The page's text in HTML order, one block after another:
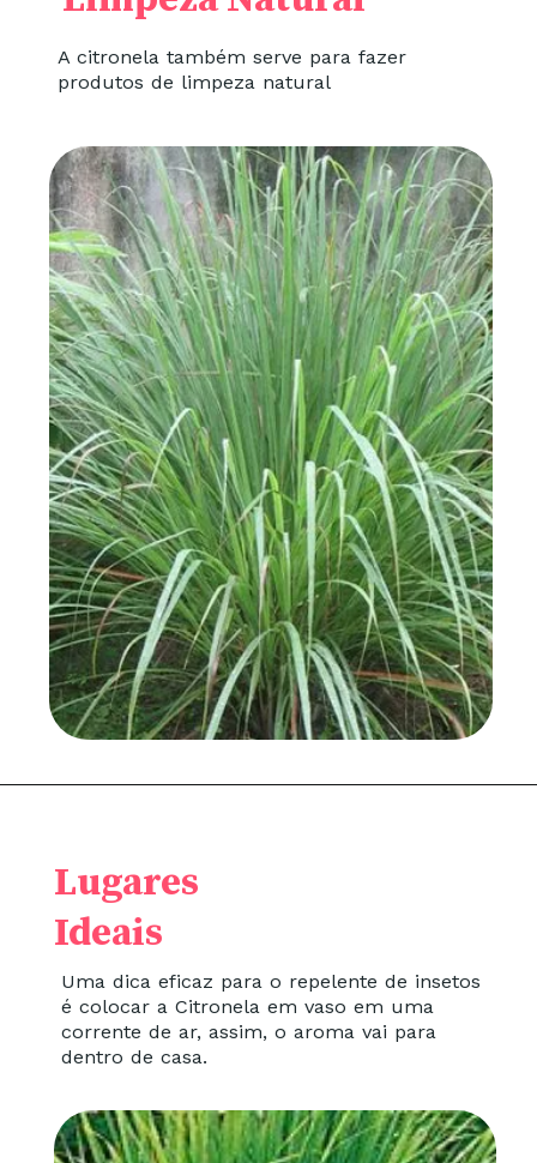
A citronela também serve para fazer
produtos de limpeza natural
Uma dica eficaz para o repelente de insetos
é colocar a Citronela em vaso em uma
corrente de ar, assim, o aroma vai para
dentro de casa.
Lugares
Ideais